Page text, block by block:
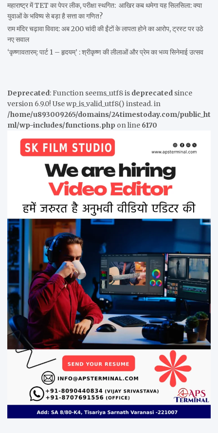
महाराष्ट्र में TET का पेपर लीक, परीक्षा स्थगित: आखिर कब थमेगा यह सिलसिला: क्या
युवाओं के भविष्य से बड़ा है सत्ता का गणित?
राम मंदिर चढ़ावा विवाद: अब 200 चांदी की ईंटों के लापता होने का आरोप, ट्रस्ट पर उठे
नए सवाल
‘कृष्णावतारम्: पार्ट 1 – हृदयम्’ : श्रीकृष्ण की लीलाओं और प्रेम का भव्य सिनेमाई उत्सव
Deprecated: Function seems_utf8 is deprecated since
version 6.9.0! Use wp_is_valid_utf8() instead. in
/home/u893009265/domains/24timestoday.com/public_ht
ml/wp-includes/functions.php on line 6170